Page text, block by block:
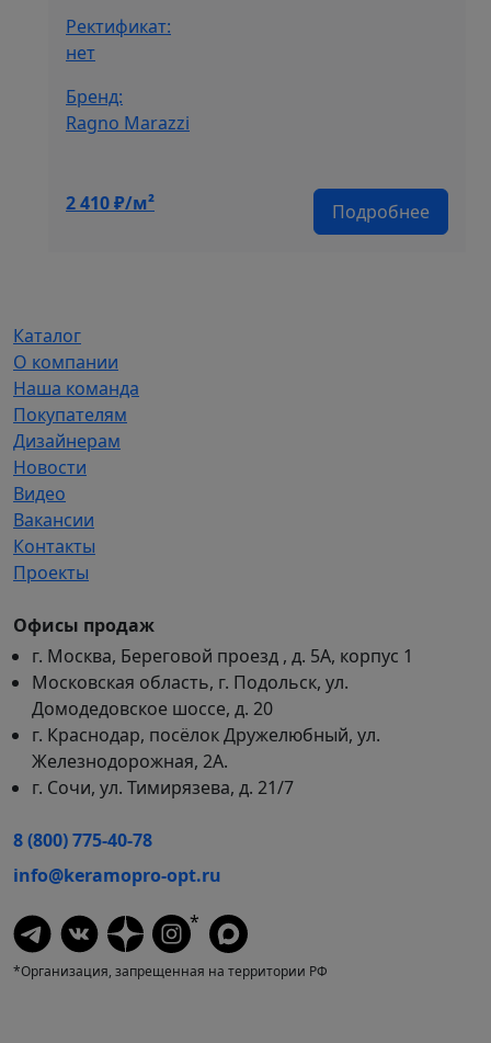
Ректификат:
нет
Бренд:
Ragno Marazzi
Подробнее
2 410₽/м²
Каталог
О компании
Наша команда
Покупателям
Дизайнерам
Новости
Видео
Вакансии
Контакты
Проекты
Офисы продаж
г. Москва, Береговой проезд , д. 5А, корпус 1
Московская область, г. Подольск, ул.
Домодедовское шоссе, д. 20
г. Краснодар, посёлок Дружелюбный, ул.
Железнодорожная, 2А.
г. Сочи, ул. Тимирязева, д. 21/7
8 (800) 775-40-78
info@keramopro-opt.ru
*
*Организация, запрещенная на территории РФ